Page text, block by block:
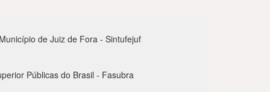
de Juiz de Fora - Sintufejuf
Públicas do Brasil - Fasubra